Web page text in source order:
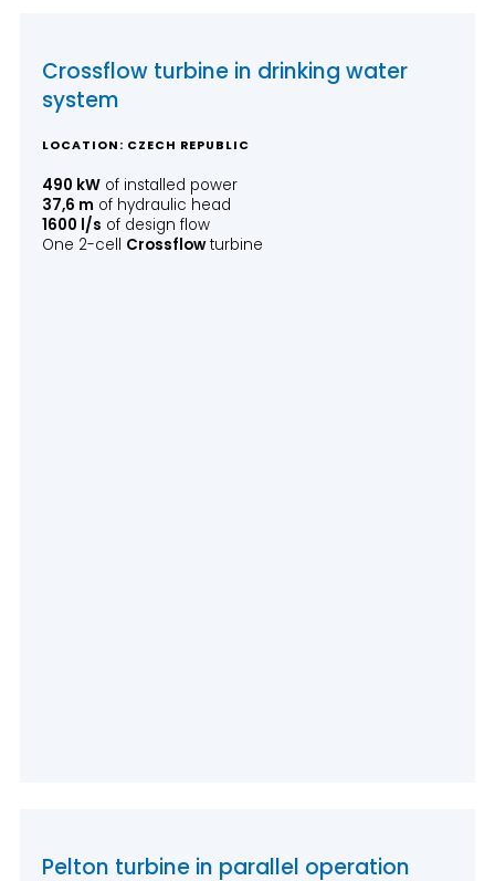
Crossflow turbine in drinking water
system
LOCATION: CZECH REPUBLIC
490 kW of installed power
37,6 m of hydraulic head
1600 l/s of design flow
One 2-cell Crossflowturbine
Pelton turbine in parallel operation